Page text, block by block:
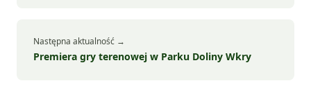
Następna aktualność →
Premiera gry terenowej w Parku Doliny Wkry